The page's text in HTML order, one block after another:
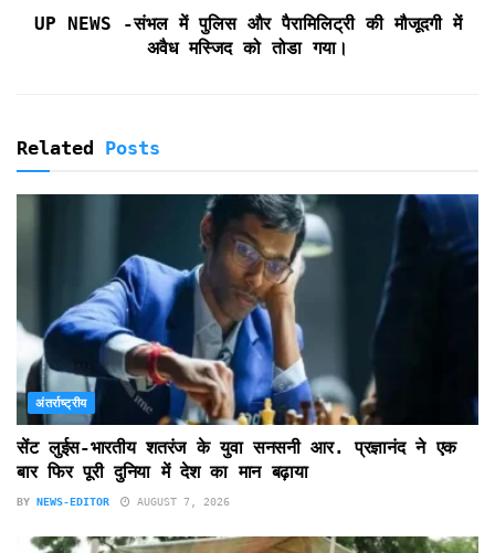
l
y
UP NEWS -संभल में पुलिस और पैरामिलिट्री की मौजूदगी में
अवैध मस्जिद को तोडा गया।
Related Posts
अंतर्राष्ट्रीय
सेंट लुईस-भारतीय शतरंज के युवा सनसनी आर. प्रज्ञानंद ने एक
बार फिर पूरी दुनिया में देश का मान बढ़ाया
BY NEWS-EDITOR AUGUST 7, 2026